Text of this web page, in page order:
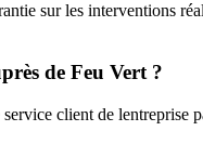
sur les interventions
de Feu Vert ?
client de lentreprise